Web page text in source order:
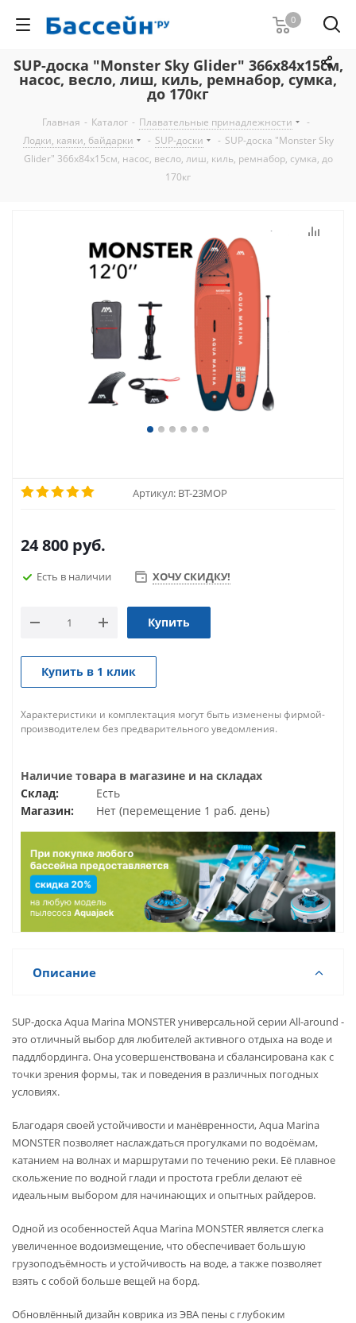
0
SUP-доска "Monster Sky Glider" 366х84х15см,
насос, весло, лиш, киль, ремнабор, сумка,
до 170кг
Главная - Каталог - Плавательные принадлежности
-
Лодки, каяки, байдарки
- SUP-доски - SUP-доска "Monster Sky
Glider" 366х84х15см, насос, весло, лиш, киль, ремнабор, сумка, до
170кг
Артикул: BT-23MOP
24 800 руб.
Есть в наличии ХОЧУ СКИДКУ!
Купить
Купить в 1 клик
Характеристики и комплектация могут быть изменены фирмой-
производителем без предварительного уведомления.
Наличие товара в магазине и на складах
Склад:
Есть
Магазин:
Нет (перемещение 1 раб. день)
Описание
SUP-доска Aqua Marina MONSTER универсальной серии All-around -
это отличный выбор для любителей активного отдыха на воде и
паддлбординга. Она усовершенствована и сбалансирована как с
точки зрения формы, так и поведения в различных погодных
условиях.
Благодаря своей устойчивости и манёвренности, Aqua Marina
MONSTER позволяет наслаждаться прогулками по водоёмам,
катанием на волнах и маршрутами по течению реки. Её плавное
скольжение по водной глади и простота гребли делают её
идеальным выбором для начинающих и опытных райдеров.
Одной из особенностей Aqua Marina MONSTER является слегка
увеличенное водоизмещение, что обеспечивает большую
грузоподъёмность и устойчивость на воде, а также позволяет
взять с собой больше вещей на борд.
Обновлённый дизайн коврика из ЭВА пены с глубоким